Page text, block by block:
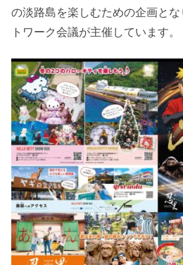
の淡路島を楽しむための企画と
トワーク会議が主催しています。